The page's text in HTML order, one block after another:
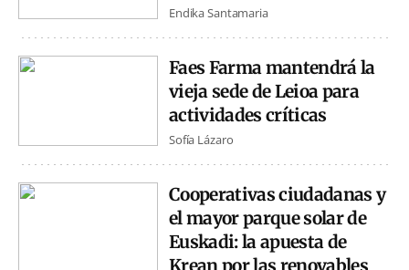
Endika Santamaria
Faes Farma mantendrá la
vieja sede de Leioa para
actividades críticas
Sofía Lázaro
Cooperativas ciudadanas y
el mayor parque solar de
Euskadi: la apuesta de